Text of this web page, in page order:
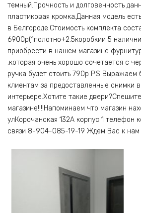
темный.Прочность и долговечность
пластиковая кромка.Данная модель
в Белгороде.Стоимость комплекта
6900р(1полотно+2.5коробкии 5
приобрести в нашем магазине
,которая очень хорошо сочетается с
ручка будет стоить 790р P.S Выражаем
клиентам за предоставленные снимки
интерьере.Хотите такие
магазине!!!!Напоминаем что магазин
улКорочанская 132А корпус 1 телефон
связи 8-904-085-19-19 Ждем Вас к нам